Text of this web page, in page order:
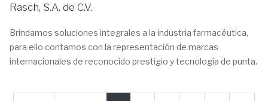
Rasch, S.A. de C.V.
Brindamos soluciones integrales a la industria farmacéutica,
para ello contamos con la representación de marcas
internacionales de reconocido prestigio y tecnología de punta.